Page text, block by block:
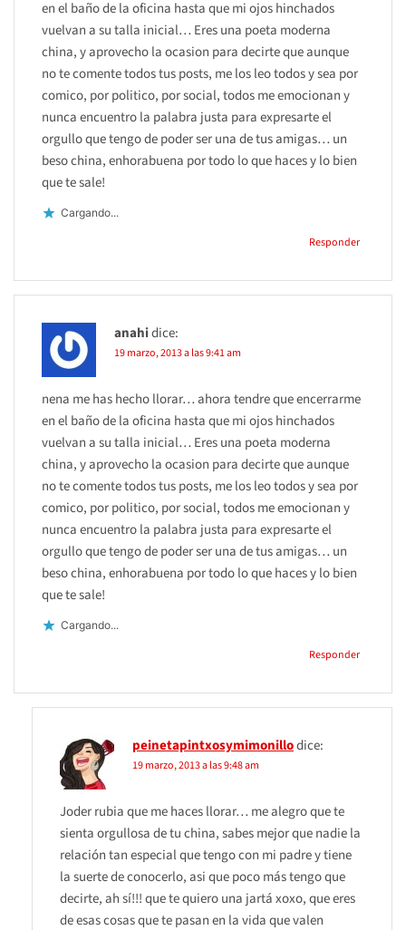
en el baño de la oficina hasta que mi ojos hinchados
vuelvan a su talla inicial… Eres una poeta moderna
china, y aprovecho la ocasion para decirte que aunque
no te comente todos tus posts, me los leo todos y sea por
comico, por politico, por social, todos me emocionan y
nunca encuentro la palabra justa para expresarte el
orgullo que tengo de poder ser una de tus amigas… un
beso china, enhorabuena por todo lo que haces y lo bien
que te sale!
Cargando...
Responder
anahidice:
19 marzo, 2013 a las 9:41 am
nena me has hecho llorar… ahora tendre que encerrarme
en el baño de la oficina hasta que mi ojos hinchados
vuelvan a su talla inicial… Eres una poeta moderna
china, y aprovecho la ocasion para decirte que aunque
no te comente todos tus posts, me los leo todos y sea por
comico, por politico, por social, todos me emocionan y
nunca encuentro la palabra justa para expresarte el
orgullo que tengo de poder ser una de tus amigas… un
beso china, enhorabuena por todo lo que haces y lo bien
que te sale!
Cargando...
Responder
peinetapintxosymimonillodice:
19 marzo, 2013 a las 9:48 am
Joder rubia que me haces llorar… me alegro que te
sienta orgullosa de tu china, sabes mejor que nadie la
relación tan especial que tengo con mi padre y tiene
la suerte de conocerlo, asi que poco más tengo que
decirte, ah sí!!! que te quiero una jartá xoxo, que eres
de esas cosas que te pasan en la vida que valen